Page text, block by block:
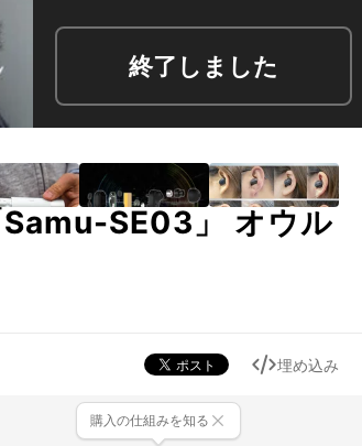
終了しました
SE03」 オウル
埋め込み
購入の仕組みを知る